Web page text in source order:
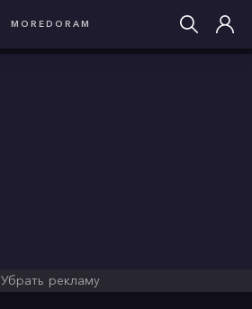
MOREDORAM
Убрать рекламу